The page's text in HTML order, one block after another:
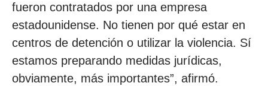
fueron contratados por una empresa
estadounidense. No tienen por qué estar en
centros de detención o utilizar la violencia. Sí
estamos preparando medidas jurídicas,
obviamente, más importantes”, afirmó.